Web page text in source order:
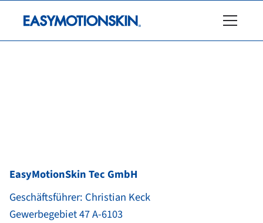
EasyMotionSkin Tec GmbH
Geschäftsführer: Christian Keck
Gewerbegebiet 47 A-6103